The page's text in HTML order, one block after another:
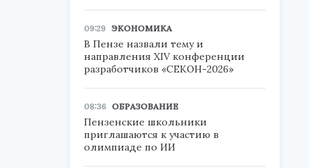
09:29 ЭКОНОМИКА
В Пензе назвали тему и
направления XIV конференции
разработчиков «СЕКОН-2026»
08:36 ОБРАЗОВАНИЕ
Пензенские школьники
приглашаются к участию в
олимпиаде по ИИ